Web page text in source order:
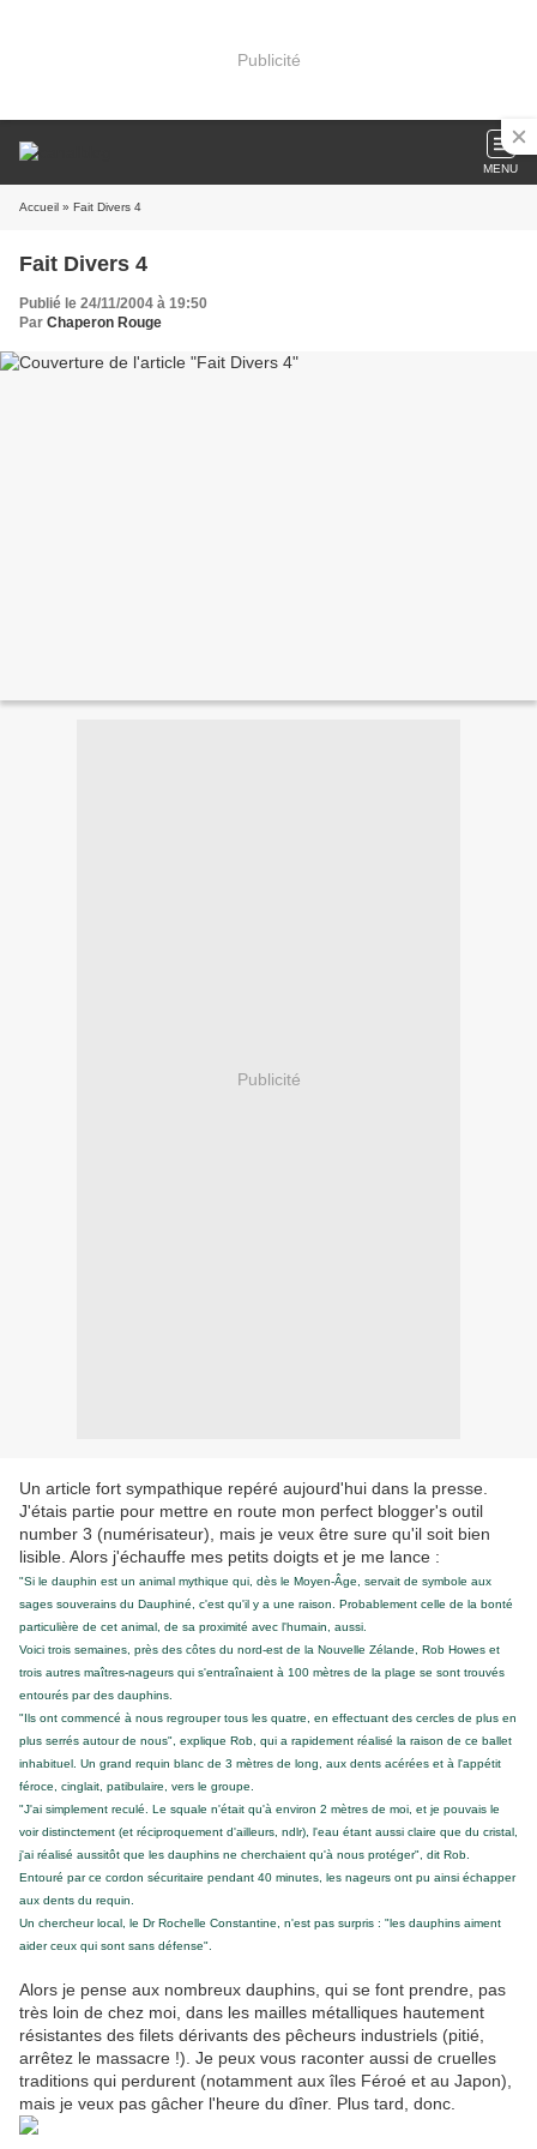
Publicité
MENU
Accueil » Fait Divers 4
Fait Divers 4
Publié le 24/11/2004 à 19:50
Par Chaperon Rouge
Publicité
Un article fort sympathique repéré aujourd'hui dans la presse.
J'étais partie pour mettre en route mon perfect blogger's outil
number 3 (numérisateur), mais je veux être sure qu'il soit bien
lisible. Alors j'échauffe mes petits doigts et je me lance :
"Si le dauphin est un animal mythique qui, dès le Moyen-Âge, servait de symbole aux
sages souverains du Dauphiné, c'est qu'il y a une raison. Probablement celle de la bonté
particulière de cet animal, de sa proximité avec l'humain, aussi.
Voici trois semaines, près des côtes du nord-est de la Nouvelle Zélande, Rob Howes et
trois autres maîtres-nageurs qui s'entraînaient à 100 mètres de la plage se sont trouvés
entourés par des dauphins.
"Ils ont commencé à nous regrouper tous les quatre, en effectuant des cercles de plus en
plus serrés autour de nous", explique Rob, qui a rapidement réalisé la raison de ce ballet
inhabituel. Un grand requin blanc de 3 mètres de long, aux dents acérées et à l'appétit
féroce, cinglait, patibulaire, vers le groupe.
"J'ai simplement reculé. Le squale n'était qu'à environ 2 mètres de moi, et je pouvais le
voir distinctement (et réciproquement d'ailleurs, ndlr), l'eau étant aussi claire que du cristal,
j'ai réalisé aussitôt que les dauphins ne cherchaient qu'à nous protéger", dit Rob.
Entouré par ce cordon sécuritaire pendant 40 minutes, les nageurs ont pu ainsi échapper
aux dents du requin.
Un chercheur local, le Dr Rochelle Constantine, n'est pas surpris : "les dauphins aiment
aider ceux qui sont sans défense".
Alors je pense aux nombreux dauphins, qui se font prendre, pas
très loin de chez moi, dans les mailles métalliques hautement
résistantes des filets dérivants des pêcheurs industriels (pitié,
arrêtez le massacre !). Je peux vous raconter aussi de cruelles
traditions qui perdurent (notamment aux îles Féroé et au Japon),
mais je veux pas gâcher l'heure du dîner. Plus tard, donc.